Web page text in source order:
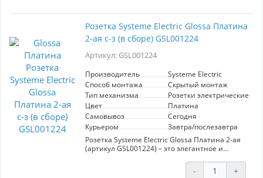
Розетка Systeme Electric Glossa Платина
2-ая с-з (в сборе) GSL001224
Артикул: GSL001224
Производитель
Systeme Electric
Способ монтажа
Скрытый монтаж
Тип механизма
Розетки электрические
Цвет
Платина
Самовывоз
Сегодня
Курьером
Завтра/послезавтра
Розетка Systeme Electric Glossa Платина 2-ая
(артикул GSL001224) – это элегантное и
интерьера. С выполнением в изысканном
платиновом цвете, она станет стильным
- +